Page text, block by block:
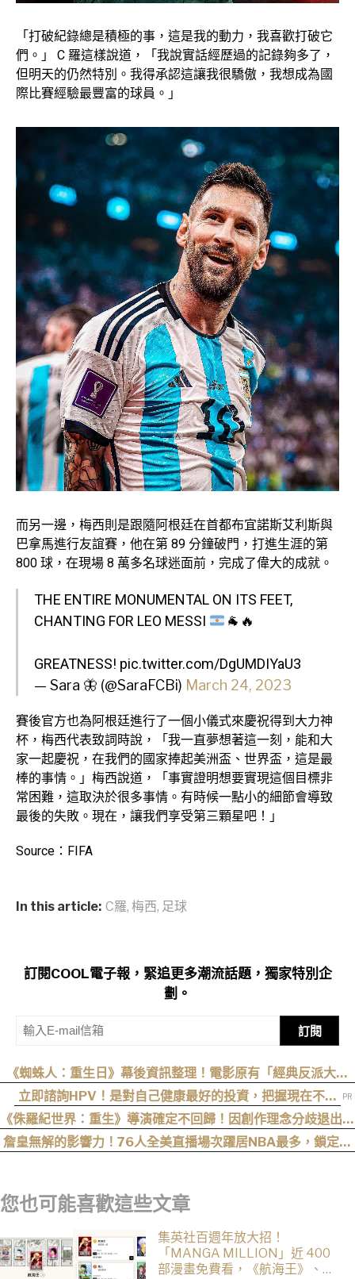
「打破紀錄總是積極的事，這是我的動力，我喜歡打破它
們。」 C 羅這樣說道，「我說實話經歷過的記錄夠多了，
但明天的仍然特別。我得承認這讓我很驕傲，我想成為國
際比賽經驗最豐富的球員。」
而另一邊，梅西則是跟隨阿根廷在首都布宜諾斯艾利斯與
巴拿馬進行友誼賽，他在第 89 分鐘破門，打進生涯的第
800 球，在現場 8 萬多名球迷面前，完成了偉大的成就。
THE ENTIRE MONUMENTAL ON ITS FEET,
CHANTING FOR LEO MESSI
🐐 🔥
GREATNESS! pic.twitter.com/DgUMDIYaU3
— Sara 🦋 (@SaraFCBi) March 24, 2023
賽後官方也為阿根廷進行了一個小儀式來慶祝得到大力神
杯，梅西代表致詞時說，「我一直夢想著這一刻，能和大
家一起慶祝，在我們的國家捧起美洲盃、世界盃，這是最
棒的事情。」梅西說道，「事實證明想要實現這個目標非
常困難，這取決於很多事情。有時候一點小的細節會導致
最後的失敗。現在，讓我們享受第三顆星吧！」
Source：FIFA
In this article: C羅, 梅西, 足球
訂閱COOL電子報，緊追更多潮流話題，獨家特別企
劃。
訂閱
《蜘蛛人：重生日》幕後資訊整理！電影原有「經典反派大混
戰」，湯姆點名想跟「霹靂火」合作！邁爾斯注定加入 MCU
立即諮詢HPV！是對自己健康最好的投資，把握現在不嫌
晚！
《侏羅紀世界：重生》導演確定不回歸！因創作理念分歧退出續
集
詹皇無解的影響力！76人全美直播場次躍居NBA最多，鎖定開
您也可能喜歡這些文章
集英社百週年放大招！
「MANGA MILLION」近 400
部漫畫免費看，《航海王》、